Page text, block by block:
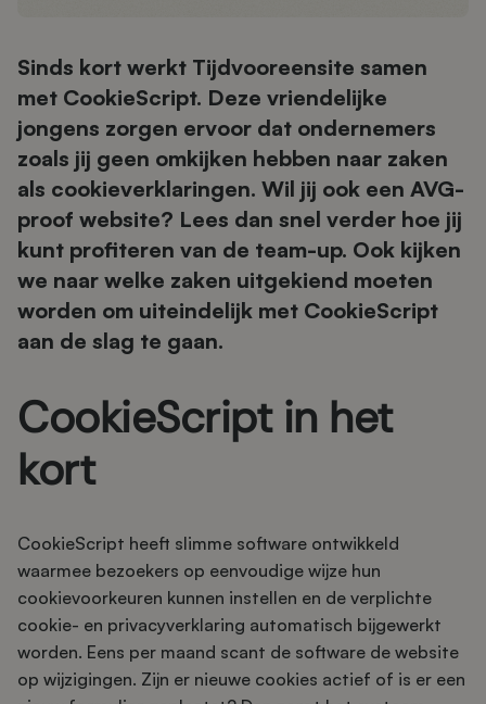
Sinds kort werkt Tijdvooreensite samen
met CookieScript. Deze vriendelijke
jongens zorgen ervoor dat ondernemers
zoals jij geen omkijken hebben naar zaken
als cookieverklaringen. Wil jij ook een AVG-
proof website? Lees dan snel verder hoe jij
kunt profiteren van de team-up. Ook kijken
we naar welke zaken uitgekiend moeten
worden om uiteindelijk met CookieScript
aan de slag te gaan.
CookieScript in het
kort
CookieScript heeft slimme software ontwikkeld
waarmee bezoekers op eenvoudige wijze hun
cookievoorkeuren kunnen instellen en de verplichte
cookie- en privacyverklaring automatisch bijgewerkt
worden. Eens per maand scant de software de website
op wijzigingen. Zijn er nieuwe cookies actief of is er een